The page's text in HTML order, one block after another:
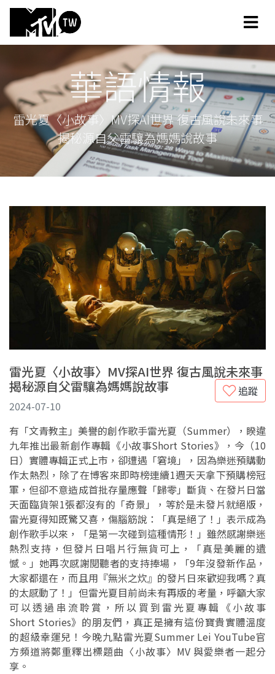
華語情報
雷光夏〈小故事〉MV探AI世界 復古風說未來事
揭秘源自父雷驤為媽媽說故事
雷光夏〈小故事〉MV探AI世界 復古風說未來事
揭秘源自父雷驤為媽媽說故事
追蹤
2024-07-10
有「文青教主」美譽的創作歌手雷光夏（Summer），睽違
九年推出最新創作專輯《小故事Short Stories》，今（10
日）實體專輯正式上市，卻遭遇「窘境」，因為樂迷預購動
作太熱烈，除了在博客來即時榜連續1週天天拿下預購榜冠
軍，但卻不意造成首批存量應聲「歸零」斷貨、在發片日當
天面臨貨架1張都沒有的「奇景」，等於是未發片就絕版，
雷光夏得知既驚又喜，傷腦筋說：「真是絕了！」表示成為
創作歌手以來，「是第一次碰到這種情形！」雖然感謝樂迷
熱烈支持，但發片日唱片行無貨可上，「真是美麗的遺
憾。」她再次感謝閱聽者的支持捧場，「9年沒發新作品，
大家都還在，而且用『無米之炊』的發片日來歡迎我嗎？真
的太感動了！」但雷光夏目前尚未有再版的考量，呼籲大家
可以透過串流聆賞，所以買到雷光夏專輯《小故事
Short Stories》的朋友們，真正是擁有這份寶貴實體溫度
的超級幸運兒！今晚九點雷光夏Summer Lei YouTube官
方頻道將鄭重釋出標題曲〈小故事〉MV 與愛樂者一起分
享。